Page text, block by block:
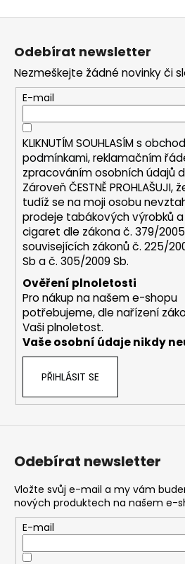
a
í
t
?
HLEDAT
D
o
p
u
10ML
6MG
169
Kč
Původně:
195
Kč
Odebírat newsletter
Nezmeškejte žádné novinky či
E-mail
KLIKNUTÍM SOUHLASÍM s
podmínkami,reklamačním
zpracováním osobních údajů
Zároveň ČESTNĚ
tudíž se na moji osobu
prodeje tabákových výrobků
cigaret dle zákona č. 379/
souvisejících zákonů č. 225/
Sb a č. 305/2009 Sb.
Ověření plnoletosti
Pro nákup na našem e-shopu
potřebujeme, dle nařízení
Vaši plnoletost.
Vaše osobní údaje nikdy
PŘIHLÁSIT SE
Odebírat newsletter
Vložte svůj e-mail a my vám
nových produktech na našem e-
E-mail